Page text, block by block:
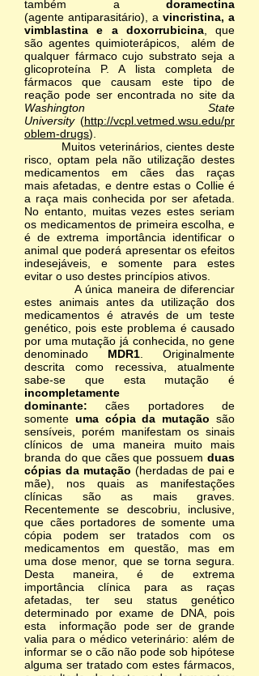
também a doramectina
(agente antiparasitário), a vincristina, a
vimblastina e a doxorrubicina, que
são agentes quimioterápicos, além de
qualquer fármaco cujo substrato seja a
glicoproteína P. A lista completa de
fármacos que causam este tipo de
reação pode ser encontrada no site da
Washington State
University(http://vcpl.vetmed.wsu.edu/pr
oblem-drugs).
Muitos veterinários, cientes deste
risco, optam pela não utilização destes
medicamentos em cães das raças
mais afetadas, e dentre estas o Collie é
a raça mais conhecida por ser afetada.
No entanto, muitas vezes estes seriam
os medicamentos de primeira escolha, e
é de extrema importância identificar o
animal que poderá apresentar os efeitos
indesejáveis, e somente para estes
evitar o uso destes princípios ativos.
A única maneira de diferenciar
estes animais antes da utilização dos
medicamentos é através de um teste
genético, pois este problema é causado
por uma mutação já conhecida, no gene
denominado MDR1 . Originalmente
descrita como recessiva, atualmente
sabe-se que esta mutação é
incompletamente
dominante:
cães portadores de
somente uma cópia da mutação são
sensíveis, porém manifestam os sinais
clínicos de uma maneira muito mais
branda do que cães que possuem duas
cópias da mutação (herdadas de pai e
mãe), nos quais as manifestações
clínicas são as mais graves.
Recentemente se descobriu, inclusive,
que cães portadores de somente uma
cópia podem ser tratados com os
medicamentos em questão, mas em
uma dose menor, que se torna segura.
Desta maneira, é de extrema
importância clínica para as raças
afetadas, ter seu status genético
determinado por exame de DNA, pois
esta informação pode ser de grande
valia para o médico veterinário: além de
informar se o cão não pode sob hipótese
alguma ser tratado com estes fármacos,